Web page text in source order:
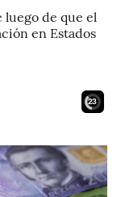
de que el
en Estados
21